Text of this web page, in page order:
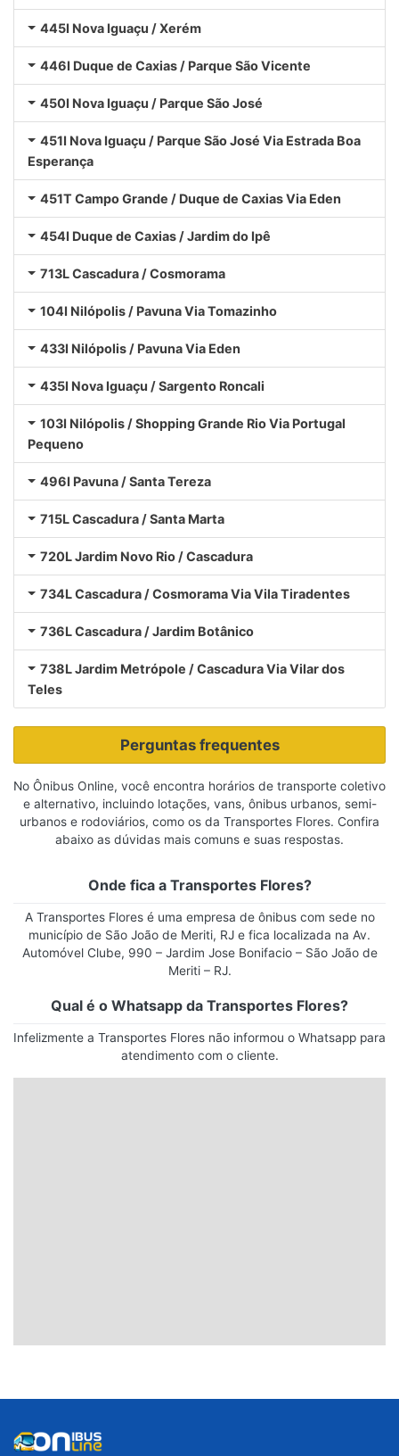
445I Nova Iguaçu / Xerém
446I Duque de Caxias / Parque São Vicente
450I Nova Iguaçu / Parque São José
451I Nova Iguaçu / Parque São José Via Estrada Boa
Esperança
451T Campo Grande / Duque de Caxias Via Eden
454I Duque de Caxias / Jardim do Ipê
713L Cascadura / Cosmorama
104I Nilópolis / Pavuna Via Tomazinho
433I Nilópolis / Pavuna Via Eden
435I Nova Iguaçu / Sargento Roncali
103I Nilópolis / Shopping Grande Rio Via Portugal
Pequeno
496I Pavuna / Santa Tereza
715L Cascadura / Santa Marta
720L Jardim Novo Rio / Cascadura
734L Cascadura / Cosmorama Via Vila Tiradentes
736L Cascadura / Jardim Botânico
738L Jardim Metrópole / Cascadura Via Vilar dos
Teles
Perguntas frequentes
No Ônibus Online, você encontra horários de transporte coletivo
e alternativo, incluindo lotações, vans, ônibus urbanos, semi-
urbanos e rodoviários, como os da Transportes Flores. Confira
abaixo as dúvidas mais comuns e suas respostas.
Onde fica a Transportes Flores?
A Transportes Flores é uma empresa de ônibus com sede no
município de São João de Meriti, RJ e fica localizada na Av.
Automóvel Clube, 990 – Jardim Jose Bonifacio – São João de
Meriti – RJ.
Qual é o Whatsapp da Transportes Flores?
Infelizmente a Transportes Flores não informou o Whatsapp para
atendimento com o cliente.